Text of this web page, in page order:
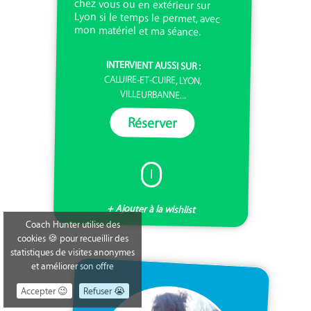
mon matériel et ma séance.
INTERVIENT AUSSI SUR :
CALUIRE-ET-CUIRE, LYON,
VILLEURBANNE...
Réserver
I
+ Ajouter à la wishlist
Coach Hunter utilise des
cookies 🍪 pour recueillir des
statistiques de visites anonymes
et améliorer son offre
Accepter 😉
Refuser 😭